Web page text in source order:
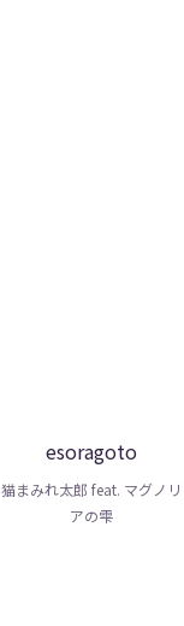
esoragoto
猫まみれ太郎 feat. マグノリ
アの雫